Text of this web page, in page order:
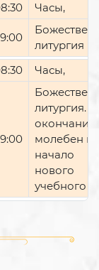
Часы,
литургия
Часы,
литургия.
окончании
молебен
начало
нового
учебного